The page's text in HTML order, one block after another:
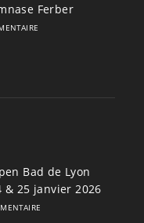
Ferber
Bad de Lyon
& 25 janvier 2026